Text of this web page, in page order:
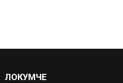
ЛОКУМЧЕ